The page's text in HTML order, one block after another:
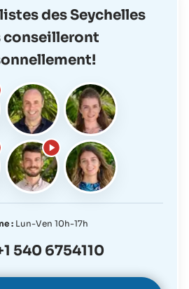
des Seychelles
conseilleront
: Lun-Ven 10h-17h
540 6754110